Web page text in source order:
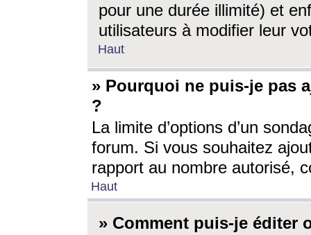
pour une durée illimité) et
utilisateurs à modifier leur
Haut
» Pourquoi ne puis-je pas
?
La limite d’options d’un
forum. Si vous souhaitez
rapport au nombre autorisé,
Haut
» Comment puis-je éditer